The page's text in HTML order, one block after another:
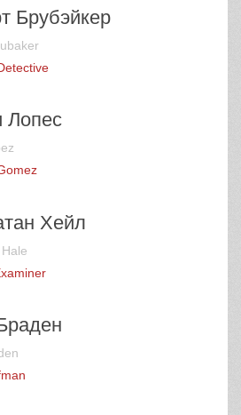
Брубэйкер
Лопес
Хейл